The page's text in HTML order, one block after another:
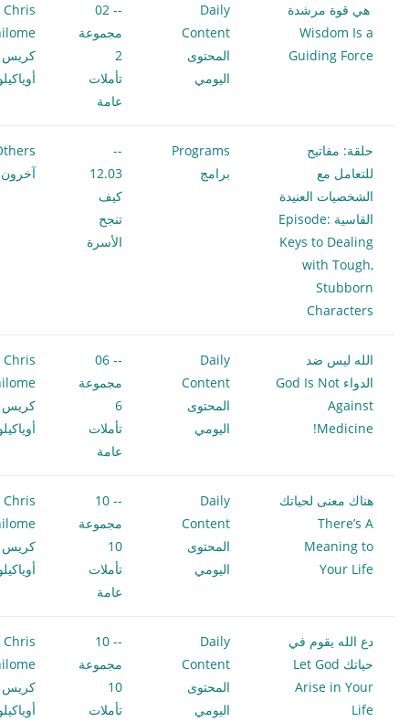
هي قوة مرشدة
Wisdom Is a
Guiding Force
Daily
Content
المحتوى
اليومي
-- 02
مجموعة
2
تأملات
عامة
Chris
كريس
حلقة: مفاتيح
للتعامل مع
الشخصيات العنيدة
القاسية Episode:
Keys to Dealing
with Tough,
Stubborn
Characters
Programs
برامج
--
12.03
كيف
تنجح
الأسرة
آخرون
الله ليس ضد
الدواء God Is Not
Against
Medicine!
Daily
Content
المحتوى
اليومي
-- 06
مجموعة
6
تأملات
عامة
Chris
كريس
هناك معنى لحياتك
There’s A
Meaning to
Your Life
Daily
Content
المحتوى
اليومي
-- 10
مجموعة
10
تأملات
عامة
Chris
كريس
دع الله يقوم في
حياتك Let God
Arise in Your
Life
Daily
Content
المحتوى
اليومي
-- 10
مجموعة
10
تأملات
Chris
كريس